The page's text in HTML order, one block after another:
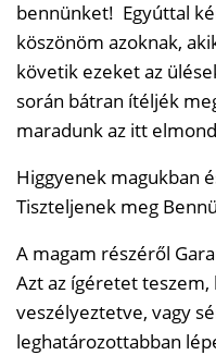
bennünket! Egyúttal
köszönöm azoknak,
követik ezeket az
során bátran ítéljék
maradunk az itt
Higgyenek magukban
Tiszteljenek meg
A magam részéről
Azt az ígéretet
veszélyeztetve, vagy
leghatározottabban